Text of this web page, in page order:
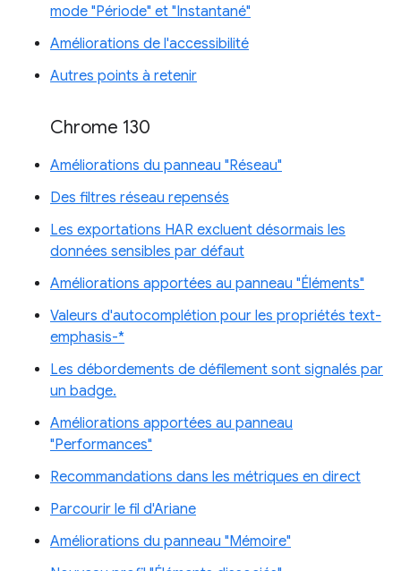
mode "Période" et "Instantané"
Améliorations de l'accessibilité
Autres points à retenir
Chrome 130
Améliorations du panneau "Réseau"
Des filtres réseau repensés
Les exportations HAR excluent désormais les
données sensibles par défaut
Améliorations apportées au panneau "Éléments"
Valeurs d'autocomplétion pour les propriétés text-
emphasis-*
Les débordements de défilement sont signalés par
un badge.
Améliorations apportées au panneau
"Performances"
Recommandations dans les métriques en direct
Parcourir le fil d'Ariane
Améliorations du panneau "Mémoire"